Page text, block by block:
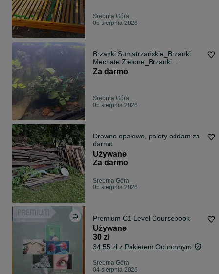
Srebrna Góra
05 sierpnia 2026
Brzanki Sumatrzańskie_Brzanki
Mechate Zielone_Brzanki
Złote_zamienię
Za darmo
Srebrna Góra
05 sierpnia 2026
Drewno opałowe, palety oddam za
darmo
Używane
Za darmo
Srebrna Góra
05 sierpnia 2026
Premium C1 Level Coursebook
Używane
30 zł
34,55 zł z Pakietem Ochronnym
Srebrna Góra
04 sierpnia 2026